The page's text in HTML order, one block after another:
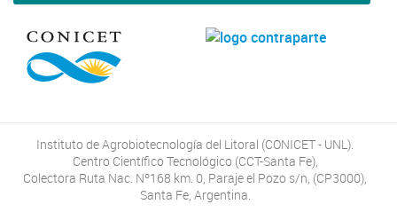
Instituto de Agrobiotecnología del Litoral (CONICET - UNL).
Centro Científico Tecnológico (CCT-Santa Fe),
Colectora Ruta Nac. Nº168 km. 0, Paraje el Pozo s/n, (CP3000),
Santa Fe, Argentina.